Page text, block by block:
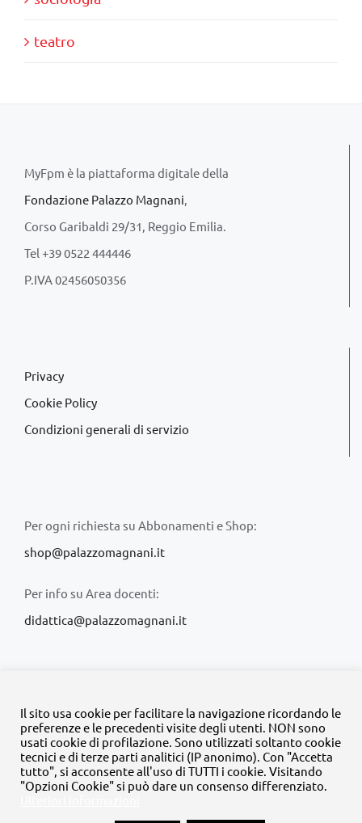
teatro
MyFpm è la piattaforma digitale della
Fondazione Palazzo Magnani,
Corso Garibaldi 29/31, Reggio Emilia.
Tel +39 0522 444446
P.IVA 02456050356
Privacy
Cookie Policy
Condizioni generali di servizio
Per ogni richiesta su Abbonamenti e Shop:
shop@palazzomagnani.it
Per info su Area docenti:
didattica@palazzomagnani.it
© Copyright 2020 -2026 | Tutti i diritti riservati | MyFpm è un
progetto dellaFondazione Palazzo Magnani
Il sito usa cookie per facilitare la navigazione ricordando le
preferenze e le precedenti visite degli utenti. NON sono
usati cookie di profilazione. Sono utilizzati soltanto cookie
tecnici e di terze parti analitici (IP anonimo). Con "Accetta
tutto", si acconsente all'uso di TUTTI i cookie. Visitando
"Opzioni Cookie" si può dare un consenso differenziato.